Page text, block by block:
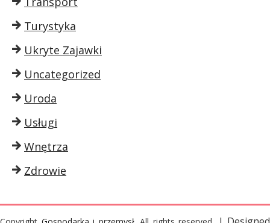
Turystyka
Ukryte Zajawki
Uncategorized
Uroda
Usługi
Wnętrza
Zdrowie